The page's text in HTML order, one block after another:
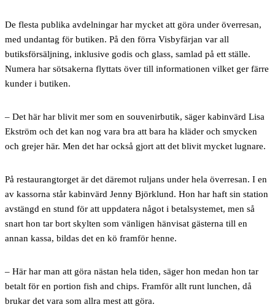
De flesta publika avdelningar har mycket att göra under överresan,
med undantag för butiken. På den förra Visbyfärjan var all
butiksförsäljning, inklusive godis och glass, samlad på ett ställe.
Numera har sötsakerna flyttats över till informationen vilket ger färre
kunder i butiken.
– Det här har blivit mer som en souvenirbutik, säger kabinvärd Lisa
Ekström och det kan nog vara bra att bara ha kläder och smycken
och grejer här. Men det har också gjort att det blivit mycket lugnare.
På restaurangtorget är det däremot ruljans under hela överresan. I en
av kassorna står kabinvärd Jenny Björklund. Hon har haft sin station
avstängd en stund för att uppdatera något i betalsystemet, men så
snart hon tar bort skylten som vänligen hänvisat gästerna till en
annan kassa, bildas det en kö framför henne.
– Här har man att göra nästan hela tiden, säger hon medan hon tar
betalt för en portion fish and chips. Framför allt runt lunchen, då
brukar det vara som allra mest att göra.